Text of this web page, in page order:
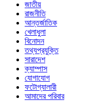
জাতীয়
রাজনীতি
আন্তর্জাতিক
খেলাধুলা
বিনোদন
তথ্যপ্রযুক্তি
সারাদেশ
ক্যাম্পাস
যোগাযোগ
ফটোগ্যালারী
আমাদের পরিবার